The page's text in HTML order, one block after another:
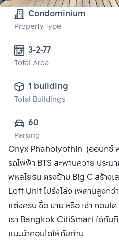
Condominium
Property type
Total Area
1 building
Total Buildings
60
Parking
Onyx Phaholyothin (ออนิกซ์ พ
รถไฟฟ้า BTS สะพานควาย ประม
พหลโยธิน ตรงข้าม Big C สร้างเ
Loft Unit โปร่งโล่ง เพดานสูงกว่
แต่งครบ ซื้อ ขาย หรือ เช่า คอนโ
เรา Bangkok CitiSmart ได้ทันที
แนะนำคอนโดให้กับท่าน